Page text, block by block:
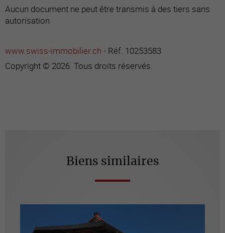
Aucun document ne peut être transmis à des tiers sans
autorisation
www.swiss-immobilier.ch - Réf. 10253583
Copyright © 2026. Tous droits réservés.
Biens similaires